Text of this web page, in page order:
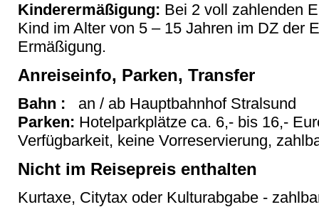
Kinderermäßigung: Bei 2 voll zahlenden
Kind im Alter von 5 – 15 Jahren im DZ der
Ermäßigung.
Anreiseinfo, Parken, Transfer
Bahn : an / ab Hauptbahnhof Stralsund
Parken: Hotelparkplätze ca. 6,- bis 16,-
Verfügbarkeit, keine Vorreservierung,
Nicht im Reisepreis enthalten
Kurtaxe, Citytax oder Kulturabgabe -